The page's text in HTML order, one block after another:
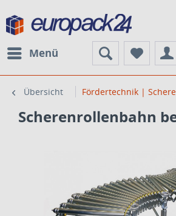
Menü
Übersicht Fördertechnik |
Scherenrollenbahn